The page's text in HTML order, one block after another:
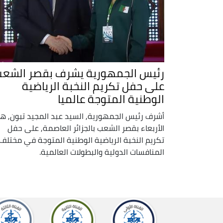
رئيس الجمهورية يشرف بقصر
على حفل تكريم النخبة الرياضية
الوطنية المتوجة عالميا
أشرف رئيس الجمهورية, السيد عبد المجيد تبون,
الأربعاء بقصر الشعب بالجزائر العاصمة, على حفل
تكريم النخبة الرياضية الوطنية المتوجة في
المنافسات الدولية والبطولات العالمية.